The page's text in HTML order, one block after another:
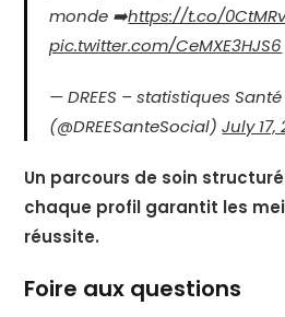
monde ➡️https://t.co/
pic.twitter.com/CeMXE3HJS6
— DREES – statistiques
(@DREESanteSocial)July 17,
Un parcours de soin
chaque profil garantit les
réussite.
Foire aux questions